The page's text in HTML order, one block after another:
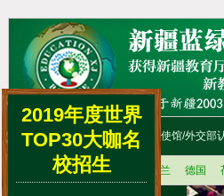
首页 留学咨询流程 使馆/外交部
美国 加拿大 新西兰 德国
2019年度世界
TOP30大咖名
校招生